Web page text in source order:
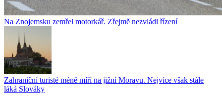
Na Znojemsku zemřel motorkář. Zřejmě nezvládl řízení
Zahraniční turisté méně míří na jižní Moravu. Nejvíce však stále
láká Slováky